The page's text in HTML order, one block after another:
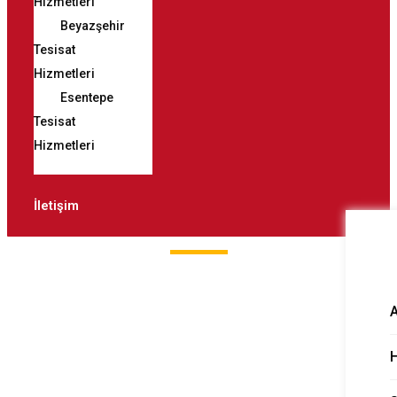
Beyazşehir
Tesisat
Hizmetleri
Esentepe
Tesisat
Hizmetleri
İletişim